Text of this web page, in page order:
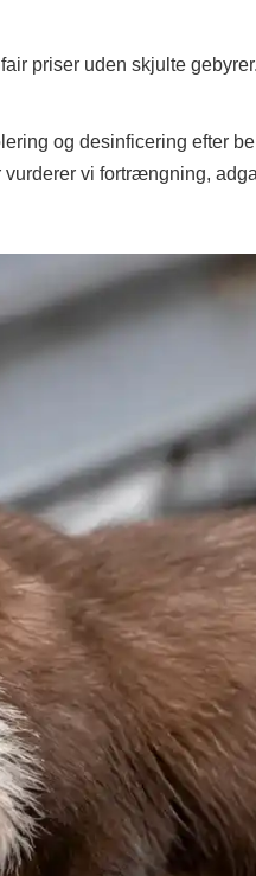
priser uden skjulte gebyrer.
og desinficering efter
vi fortrængning,